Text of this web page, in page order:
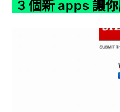
3 個新 apps 讓